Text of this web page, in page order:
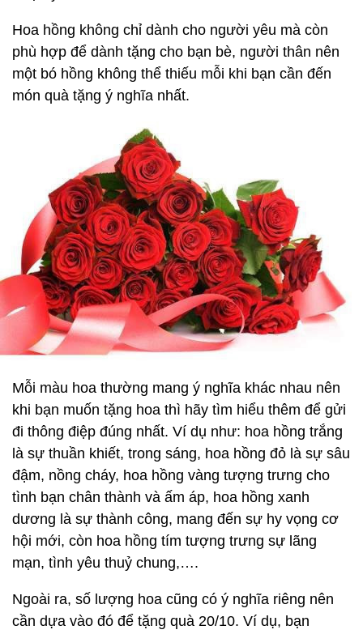
Hoa hồng không chỉ dành cho người yêu mà còn
phù hợp để dành tặng cho bạn bè, người thân nên
một bó hồng không thể thiếu mỗi khi bạn cần đến
món quà tặng ý nghĩa nhất.
Mỗi màu hoa thường mang ý nghĩa khác nhau nên
khi bạn muốn tặng hoa thì hãy tìm hiểu thêm để gửi
đi thông điệp đúng nhất. Ví dụ như: hoa hồng trắng
là sự thuần khiết, trong sáng, hoa hồng đỏ là sự sâu
đậm, nồng cháy, hoa hồng vàng tượng trưng cho
tình bạn chân thành và ấm áp, hoa hồng xanh
dương là sự thành công, mang đến sự hy vọng cơ
hội mới, còn hoa hồng tím tượng trưng sự lãng
mạn, tình yêu thuỷ chung,….
Ngoài ra, số lượng hoa cũng có ý nghĩa riêng nên
cần dựa vào đó để tặng quà 20/10. Ví dụ, bạn